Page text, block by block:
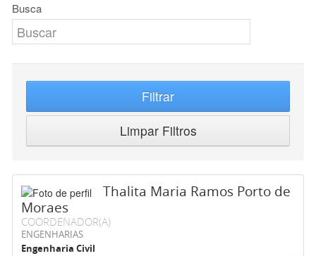
Busca
Filtrar
Limpar Filtros
Thalita Maria Ramos Porto de
Moraes
COORDENADOR(A)
ENGENHARIAS
Engenharia Civil